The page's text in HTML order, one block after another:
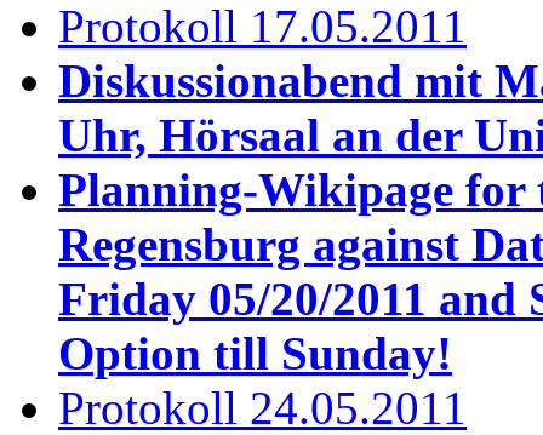
Protokoll 17.05.2011
Diskussionabend mit
Uhr, Hörsaal an der
Planning-Wikipage for
Regensburg against
Friday 05/20/2011 and
Option till Sunday!
Protokoll 24.05.2011